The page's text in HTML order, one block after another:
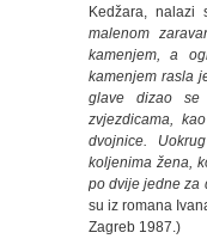
Kedžara, nalazi
malenom
kamenjem, a
kamenjem rasla
glave dizao se
zvjezdicama,
dvojnice.
koljenima žena,
po dvije jedne za
su iz romana
Zagreb 1987.)